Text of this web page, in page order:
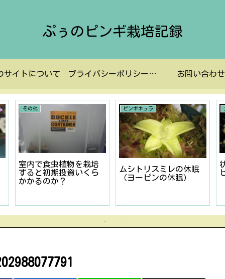
ぷぅのピンギ栽培記録
サイトについて プライバシーポリシーなど お問い合わせ
その他
室内で食虫植物を栽培
すると初期投資いくら
かかるのか？
ピンギキュラ
ムシトリスミレの休眠
（ヨーピンの休眠）